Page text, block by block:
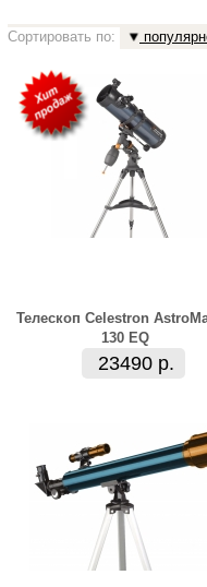
Сортировать по:
Телескоп Celestron
130 EQ
23490 р.